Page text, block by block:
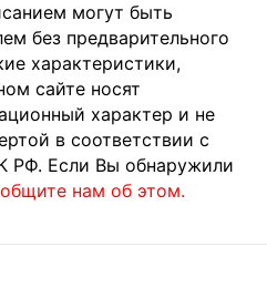
могут быть
без предварительного
характеристики,
сайте носят
характер и не
в соответствии с
РФ. Если Вы обнаружили
нам об этом.